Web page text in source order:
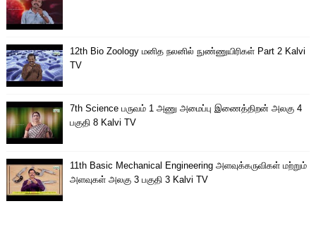
12th Bio Zoology மனித நலனில் நுண்ணுயிரிகள் Part 2 Kalvi
TV
7th Science பருவம் 1 அணு அமைப்பு இணைத்திறன் அலகு 4
பகுதி 8 Kalvi TV
11th Basic Mechanical Engineering அளவுக்கருவிகள் மற்றும்
அளவுகள் அலகு 3 பகுதி 3 Kalvi TV